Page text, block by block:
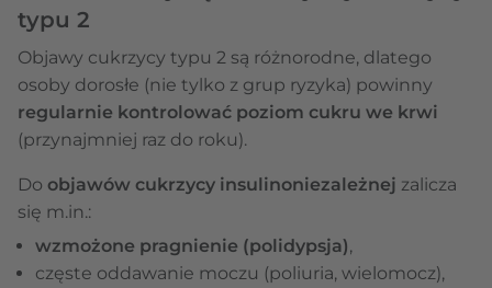
typu 2
Objawy cukrzycy typu 2 są różnorodne, dlatego
osoby dorosłe (nie tylko z grup ryzyka) powinny
regularnie kontrolować poziom cukru we krwi
(przynajmniej raz do roku).
Do objawów cukrzycy insulinoniezależnej zalicza
się m.in.:
wzmożone pragnienie (polidypsja),
częste oddawanie moczu (poliuria, wielomocz),